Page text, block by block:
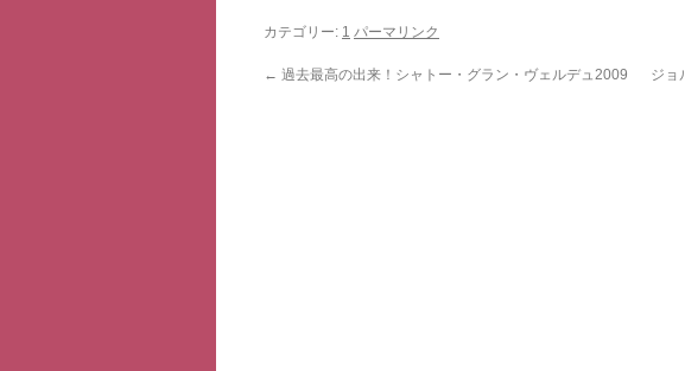
カテゴリー: 1 パーマリンク
← 過去最高の出来！シャトー・グラン・ヴェルデュ2009
ジョ